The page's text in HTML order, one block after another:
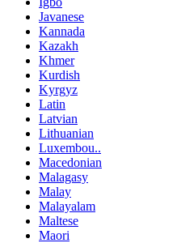
Javanese
Kannada
Kazakh
Khmer
Kurdish
Kyrgyz
Latin
Latvian
Lithuanian
Luxembou..
Macedonian
Malagasy
Malay
Malayalam
Maltese
Maori